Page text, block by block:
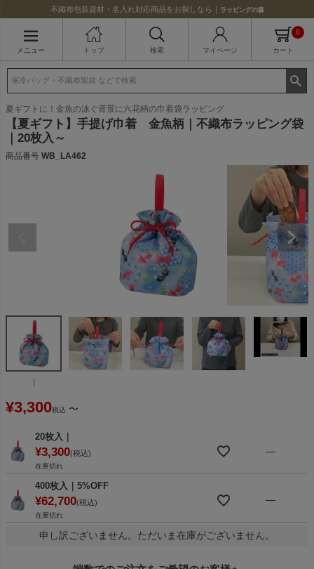
不織布包装資材・名入れ対応商品をお探しなら｜ ラッピングの森
メニュー トップ 検索 マイページ カート
0
夏ギフトに！金魚の泳ぐ背景に六花柄の巾着袋ラッピング
【夏ギフト】手提げ巾着 金魚柄｜不織布ラッピング袋
｜20枚入～
商品番号 WB_LA462
¥3,300税込 〜
20枚入｜
¥3,300 税込
在庫切れ
—
400枚入｜5%OFF
¥62,700 税込
在庫切れ
—
申し訳ございません。ただいま在庫がございません。